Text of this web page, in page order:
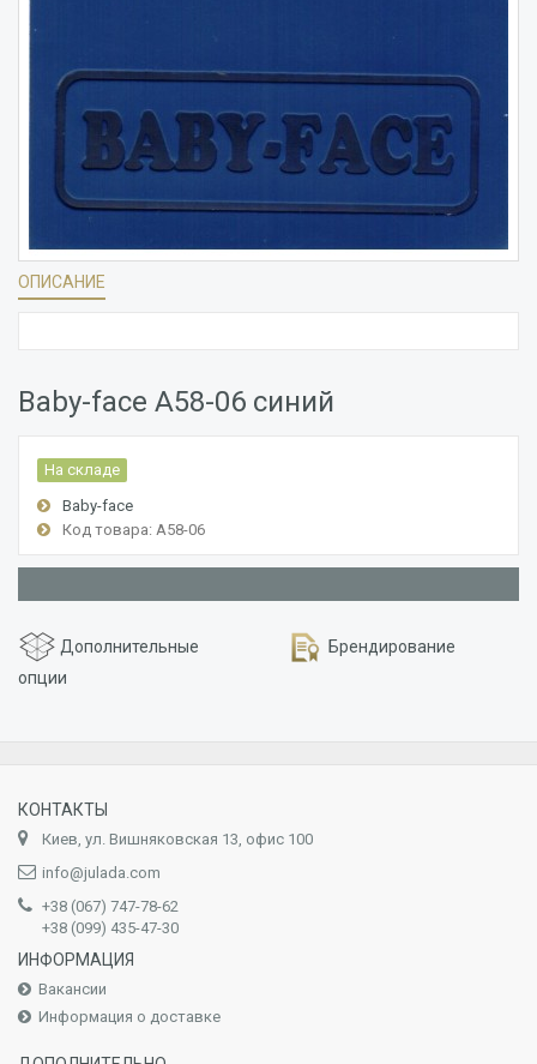
ОПИСАНИЕ
Baby-face A58-06 синий
На складе
Baby-face
Код товара: А58-06
Дополнительные
опции
Брендирование
КОНТАКТЫ
Киев, ул. Вишняковская 13, офис 100
info@julada.com
+38 (067) 747-78-62
+38 (099) 435-47-30
ИНФОРМАЦИЯ
Вакансии
Информация о доставке